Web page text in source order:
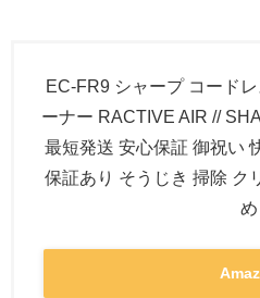
EC-FR9 シャープ コード
ーナー RACTIVE AIR //
最短発送 安心保証 御祝い
保証あり そうじき 掃除 ク
め